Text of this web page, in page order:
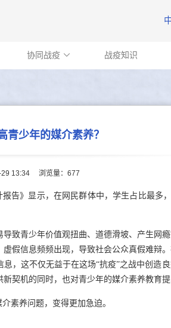
协同战疫  战疫知识
青少年的媒介素养？
29 13:34 浏览量： 677
告》显示，在网民群体中，学生占比最多
致青少年价值观扭曲、道德滑坡、产生网
假信息频频出现，导致社会公众真假难辩
，这不仅无益于在这场“抗疫”之战中创造
契机的同时，也对青少年的媒介素养教育提
素养问题，变得更加急迫。